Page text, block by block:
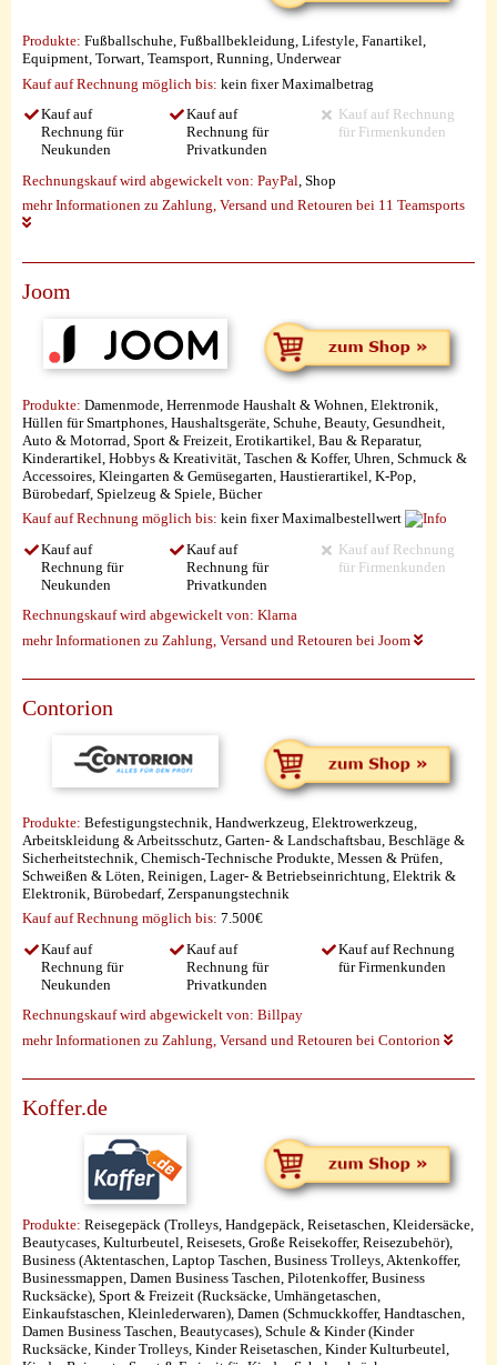
Produkte: Fußballschuhe, Fußballbekleidung, Lifestyle, Fanartikel,
Equipment, Torwart, Teamsport, Running, Underwear
Kauf auf Rechnung möglich bis: kein fixer Maximalbetrag
Kauf auf
Rechnung für
Neukunden
Kauf auf
Rechnung für
Privatkunden
Kauf auf Rechnung
für Firmenkunden
Rechnungskauf wird abgewickelt von: PayPal , Shop
mehr Informationen zu Zahlung, Versand und Retouren bei 11 Teamsports
Joom
Produkte: Damenmode, Herrenmode Haushalt & Wohnen, Elektronik,
Hüllen für Smartphones, Haushaltsgeräte, Schuhe, Beauty, Gesundheit,
Auto & Motorrad, Sport & Freizeit, Erotikartikel, Bau & Reparatur,
Kinderartikel, Hobbys & Kreativität, Taschen & Koffer, Uhren, Schmuck &
Accessoires, Kleingarten & Gemüsegarten, Haustierartikel, K-Pop,
Bürobedarf, Spielzeug & Spiele, Bücher
Kauf auf Rechnung möglich bis: kein fixer Maximalbestellwert
Kauf auf
Rechnung für
Neukunden
Kauf auf
Rechnung für
Privatkunden
Kauf auf Rechnung
für Firmenkunden
Rechnungskauf wird abgewickelt von: Klarna
mehr Informationen zu Zahlung, Versand und Retouren bei Joom
Contorion
Produkte: Befestigungstechnik, Handwerkzeug, Elektrowerkzeug,
Arbeitskleidung & Arbeitsschutz, Garten- & Landschaftsbau, Beschläge &
Sicherheitstechnik, Chemisch-Technische Produkte, Messen & Prüfen,
Schweißen & Löten, Reinigen, Lager- & Betriebseinrichtung, Elektrik &
Elektronik, Bürobedarf, Zerspanungstechnik
Kauf auf Rechnung möglich bis: 7.500€
Kauf auf
Rechnung für
Neukunden
Kauf auf
Rechnung für
Privatkunden
Kauf auf Rechnung
für Firmenkunden
Rechnungskauf wird abgewickelt von: Billpay
mehr Informationen zu Zahlung, Versand und Retouren bei Contorion
Koffer.de
Produkte: Reisegepäck (Trolleys, Handgepäck, Reisetaschen, Kleidersäcke,
Beautycases, Kulturbeutel, Reisesets, Große Reisekoffer, Reisezubehör),
Business (Aktentaschen, Laptop Taschen, Business Trolleys, Aktenkoffer,
Businessmappen, Damen Business Taschen, Pilotenkoffer, Business
Rucksäcke), Sport & Freizeit (Rucksäcke, Umhängetaschen,
Einkaufstaschen, Kleinlederwaren), Damen (Schmuckkoffer, Handtaschen,
Damen Business Taschen, Beautycases), Schule & Kinder (Kinder
Rucksäcke, Kinder Trolleys, Kinder Reisetaschen, Kinder Kulturbeutel,